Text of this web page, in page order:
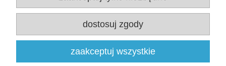
Moje konto
Informacje
dostosuj zgody
zaakceptuj wszystkie